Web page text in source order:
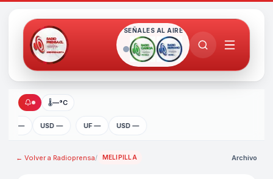
SEÑALES AL AIRE
🌡—°C
UF — USD — UF — USD —
← Volver a Radioprensa/ MELIPILLA Archivo